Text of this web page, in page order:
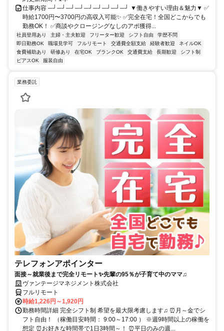
仕事内容 ─┘─┘─┘─┘─┘─┘─┘─┘─┘ ▼働きやすい理由＆魅力▼ ✅
時給1700円〜3700円の高収入可能✨ ✅完全在宅！全国どこからでも
勤務OK！ ✅商談やクロージングなしのアポ獲得...
社員登用あり 主婦・主夫歓迎 フリーター歓迎 シフト自由
学歴不問
即日勤務OK
職場見学可 フルリモート 交通費全額支給 経験者歓迎
ネイルOK
食費補助あり
研修あり 在宅OK ブランクOK 交通費支給 長期歓迎
シフト制
ピアスOK
服装自由
業務委託
テレフォンアポインター
面接～就業後まで完全リモート✨先輩の95％が子育て中のママ♫
ヴァンテージマネジメント株式会社
フルリモート
時給1,226円～1,920円
勤務時間詳細 完全シフト制 希望を最大限考慮します♫ ⏰月～金でシ
フト自由！ （稼働目安時間： 9:00～17:00 ） ※週9時間以上の稼働を
想定 ⏰お好きな時間帯で1日3時間～！ ⏰平日のみの週...